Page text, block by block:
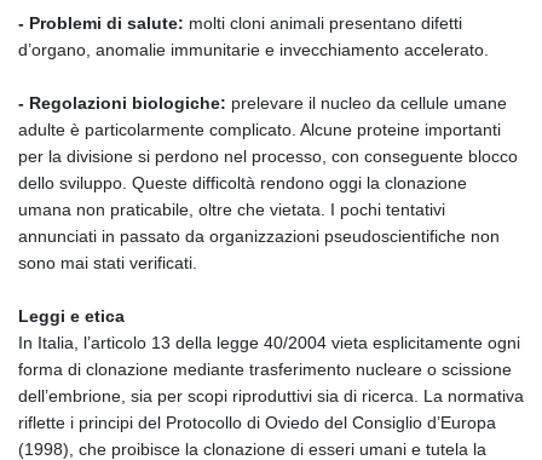
- Problemi di salute: molti cloni animali presentano difetti
d’organo, anomalie immunitarie e invecchiamento accelerato.
- Regolazioni biologiche: prelevare il nucleo da cellule umane
adulte è particolarmente complicato. Alcune proteine importanti
per la divisione si perdono nel processo, con conseguente blocco
dello sviluppo. Queste difficoltà rendono oggi la clonazione
umana non praticabile, oltre che vietata. I pochi tentativi
annunciati in passato da organizzazioni pseudoscientifiche non
sono mai stati verificati.
Leggi e etica
In Italia, l’articolo 13 della legge 40/2004 vieta esplicitamente ogni
forma di clonazione mediante trasferimento nucleare o scissione
dell’embrione, sia per scopi riproduttivi sia di ricerca. La normativa
riflette i principi del Protocollo di Oviedo del Consiglio d’Europa
(1998), che proibisce la clonazione di esseri umani e tutela la